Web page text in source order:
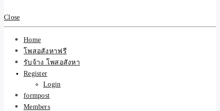
บริการ รับโพส ประกาศ
รับจ้างโพสอสังหา ราคาถู
ขายบ้าน ที่ดิน ไม่มีค่านาย
หน้า โดย ทีมงาน รับจ้าง
โพสต์อสังหา-บ้านที่ดิน
Close
Home
โพสอสังหาฟรี
รับจ้าง โพสอสังหา
Register
Login
formpost
Members